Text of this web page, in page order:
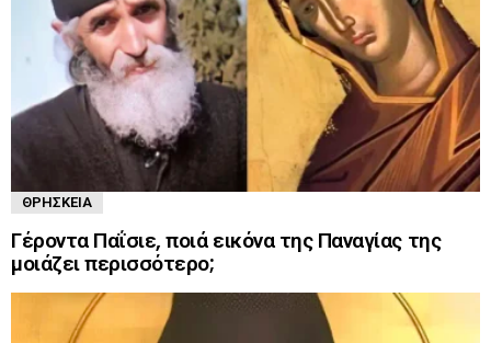
ΘΡΗΣΚΕΊΑ
Γέροντα Παΐσιε, ποιά εικόνα της Παναγίας της
μοιάζει περισσότερο;